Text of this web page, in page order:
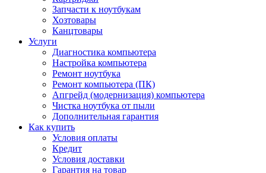
Запчасти к ноутбукам
Хозтовары
Канцтовары
Услуги
Диагностика компьютера
Настройка компьютера
Ремонт ноутбука
Ремонт компьютера (ПК)
Апгрейд (модернизация) компьютера
Чистка ноутбука от пыли
Дополнительная гарантия
Как купить
Условия оплаты
Кредит
Условия доставки
Гарантия на товар